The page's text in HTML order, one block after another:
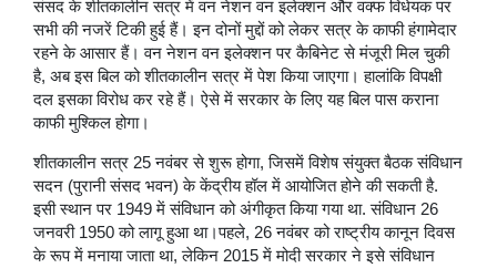
संसद के शीतकालीन सत्र में वन नेशन वन इलेक्शन और वक्फ विधेयक पर
सभी की नजरें टिकी हुई हैं। इन दोनों मुद्दों को लेकर सत्र के काफी हंगामेदार
रहने के आसार हैं। वन नेशन वन इलेक्शन पर कैबिनेट से मंजूरी मिल चुकी
है, अब इस बिल को शीतकालीन सत्र में पेश किया जाएगा। हालांकि विपक्षी
दल इसका विरोध कर रहे हैं। ऐसे में सरकार के लिए यह बिल पास कराना
काफी मुश्किल होगा।
शीतकालीन सत्र 25 नवंबर से शुरू होगा, जिसमें विशेष संयुक्त बैठक संविधान
सदन (पुरानी संसद भवन) के केंद्रीय हॉल में आयोजित होने की सकती है.
इसी स्थान पर 1949 में संविधान को अंगीकृत किया गया था. संविधान 26
जनवरी 1950 को लागू हुआ था।पहले, 26 नवंबर को राष्ट्रीय कानून दिवस
के रूप में मनाया जाता था, लेकिन 2015 में मोदी सरकार ने इसे संविधान